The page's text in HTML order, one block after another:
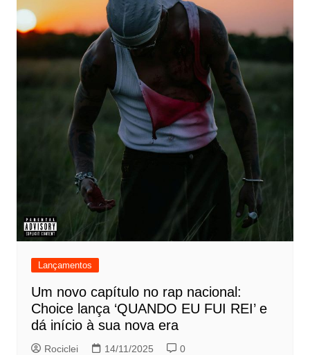
Lançamentos
Um novo capítulo no rap nacional:
Choice lança ‘QUANDO EU FUI REI’ e
dá início à sua nova era
Rociclei 14/11/2025 0